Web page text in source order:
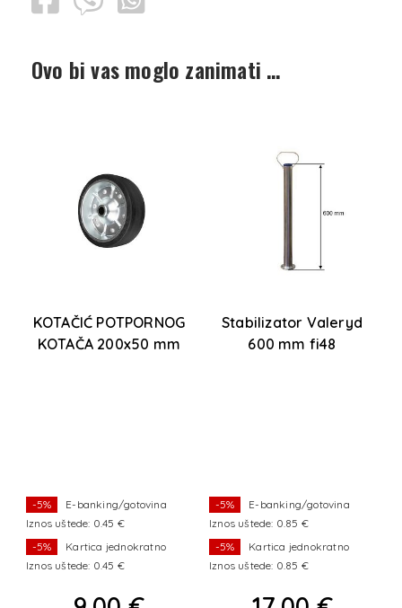
Ovo bi vas moglo zanimati …
KOTAČIĆ POTPORNOG
KOTAČA 200x50 mm
-5%
E-banking/gotovina
Iznos uštede: 0.45 €
-5%
Kartica jednokratno
Iznos uštede: 0.45 €
Stabilizator Valeryd
600 mm fi48
-5%
E-banking/gotovina
Iznos uštede: 0.85 €
-5%
Kartica jednokratno
Iznos uštede: 0.85 €